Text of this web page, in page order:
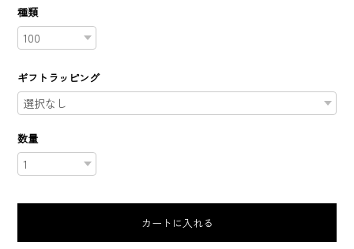
種類
ギフトラッピング
数量
カートに入れる